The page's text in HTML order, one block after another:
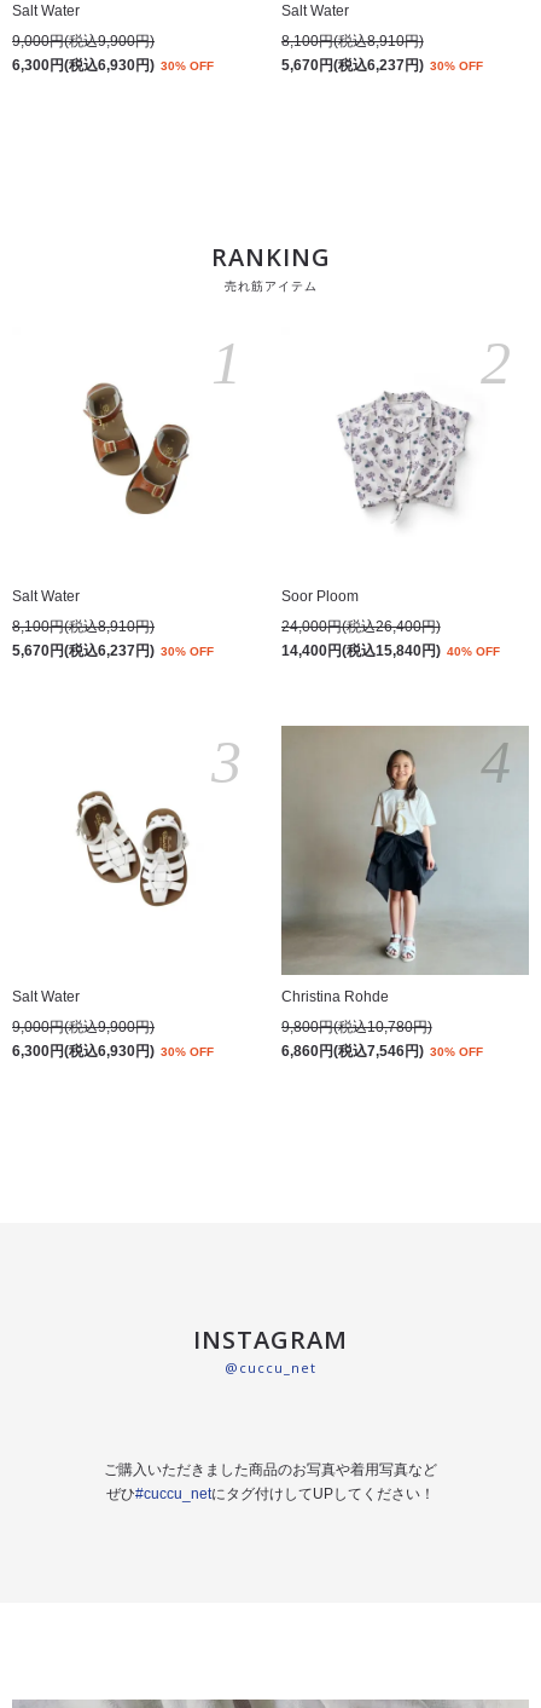
Salt Water
9,000円(税込9,900円)
6,300円(税込6,930円) 30% OFF
Salt Water
8,100円(税込8,910円)
5,670円(税込6,237円) 30% OFF
RANKING
売れ筋アイテム
Salt Water
8,100円(税込8,910円)
5,670円(税込6,237円) 30% OFF
1
Soor Ploom
24,000円(税込26,400円)
14,400円(税込15,840円) 40% OFF
2
Salt Water
9,000円(税込9,900円)
6,300円(税込6,930円) 30% OFF
3
Christina Rohde
9,800円(税込10,780円)
6,860円(税込7,546円) 30% OFF
4
INSTAGRAM
@cuccu_net
ご購入いただきました商品のお写真や着用写真など
ぜひ#cuccu_netにタグ付けしてUPしてください！